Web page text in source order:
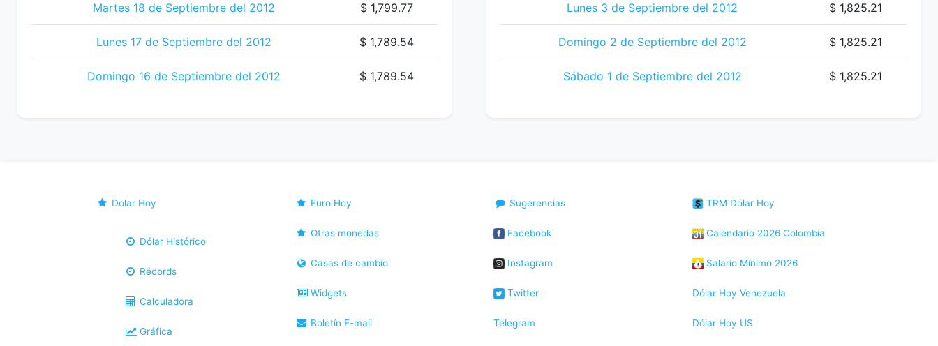
Martes 18 de Septiembre del 2012 $ 1,799.77
Lunes 17 de Septiembre del 2012 $ 1,789.54
Domingo 16 de Septiembre del 2012 $ 1,789.54
Lunes 3 de Septiembre del 2012 $ 1,825.21
Domingo 2 de Septiembre del 2012 $ 1,825.21
Sábado 1 de Septiembre del 2012 $ 1,825.21
Dolar Hoy
Dólar Histórico
Récords
Calculadora
Gráfica
Euro Hoy
Otras monedas
Casas de cambio
Widgets
Boletín E-mail
Sugerencias
Facebook
Instagram
Twitter
Telegram
TRM Dólar Hoy
Calendario 2026 Colombia
Salario Mínimo 2026
Dólar Hoy Venezuela
Dólar Hoy US